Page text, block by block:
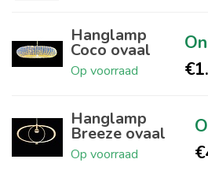
Hanglamp
Coco ovaal
Op voorraad
Hanglamp
Breeze ovaal
Op voorraad